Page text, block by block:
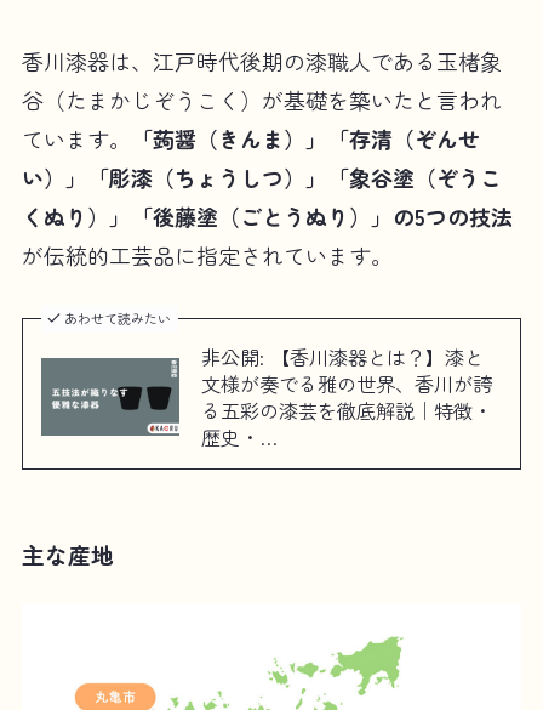
香川漆器は、江戸時代後期の漆職人である玉楮象
谷（たまかじぞうこく）が基礎を築いたと言われ
ています。
「蒟醤（きんま）」「存清（ぞんせ
い）」「彫漆（ちょうしつ）」「象谷塗（ぞうこ
くぬり）」「後藤塗（ごとうぬり）」の5つの技法
が伝統的工芸品に指定されています。
あわせて読みたい
非公開: 【香川漆器とは？】漆と
文様が奏でる雅の世界、香川が誇
る五彩の漆芸を徹底解説｜特徴・
歴史・…
主な産地